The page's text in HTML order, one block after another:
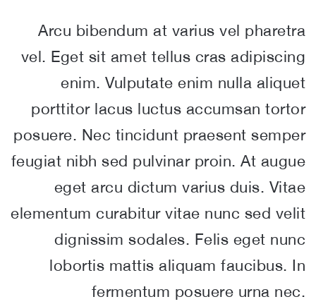
Arcu bibendum at varius vel pharetra
vel. Eget sit amet tellus cras adipiscing
enim. Vulputate enim nulla aliquet
porttitor lacus luctus accumsan tortor
posuere. Nec tincidunt praesent semper
feugiat nibh sed pulvinar proin. At augue
eget arcu dictum varius duis. Vitae
elementum curabitur vitae nunc sed velit
dignissim sodales. Felis eget nunc
lobortis mattis aliquam faucibus. In
fermentum posuere urna nec.